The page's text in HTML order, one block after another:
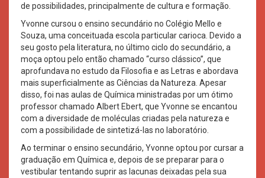
de possibilidades, principalmente de cultura e formação.
Yvonne cursou o ensino secundário no Colégio Mello e
Souza, uma conceituada escola particular carioca. Devido a
seu gosto pela literatura, no último ciclo do secundário, a
moça optou pelo então chamado “curso clássico”, que
aprofundava no estudo da Filosofia e as Letras e abordava
mais superficialmente as Ciências da Natureza. Apesar
disso, foi nas aulas de Química ministradas por um ótimo
professor chamado Albert Ebert, que Yvonne se encantou
com a diversidade de moléculas criadas pela natureza e
com a possibilidade de sintetizá-las no laboratório.
Ao terminar o ensino secundário, Yvonne optou por cursar a
graduação em Química e, depois de se preparar para o
vestibular tentando suprir as lacunas deixadas pela sua